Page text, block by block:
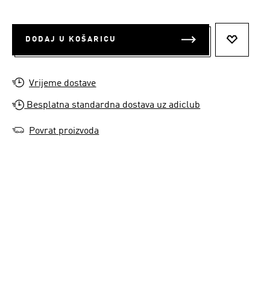
DODAJ U KOŠARICU
Vrijeme dostave
Besplatna standardna dostava uz adiclub
Povrat proizvoda